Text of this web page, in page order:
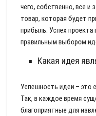
чего, собственно, все и
товар, которая будет
прибыль. Успех проекта
правильным выбором
Какая идея
Успешность идеи – это
Так, в каждое время
благоприятные для